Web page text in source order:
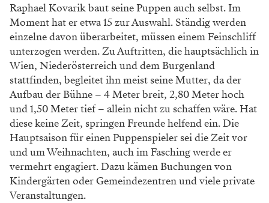
Raphael Kovarik baut seine Puppen auch selbst. Im
Moment hat er etwa 15 zur Auswahl. Ständig werden
einzelne davon überarbeitet, müssen einem Feinschliff
unterzogen werden. Zu Auftritten, die hauptsächlich in
Wien, Niederösterreich und dem Burgenland
stattfinden, begleitet ihn meist seine Mutter, da der
Aufbau der Bühne – 4 Meter breit, 2,80 Meter hoch
und 1,50 Meter tief – allein nicht zu schaffen wäre. Hat
diese keine Zeit, springen Freunde helfend ein. Die
Hauptsaison für einen Puppenspieler sei die Zeit vor
und um Weihnachten, auch im Fasching werde er
vermehrt engagiert. Dazu kämen Buchungen von
Kindergärten oder Gemeindezentren und viele private
Veranstaltungen.